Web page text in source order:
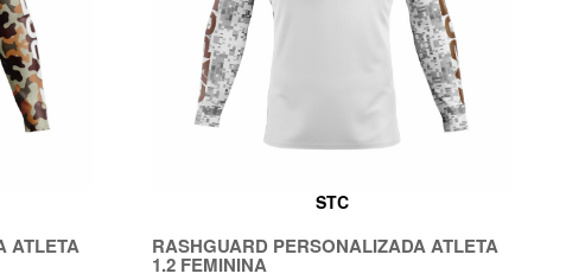
ATLETA
STC
RASHGUARD PERSONALIZADA ATLETA
1.2 FEMININA